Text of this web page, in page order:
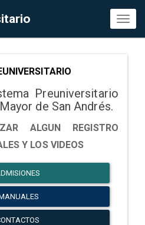
Preuniversitario
de San Andrés.
ALGUN REGISTRO
Y LOS VIDEOS